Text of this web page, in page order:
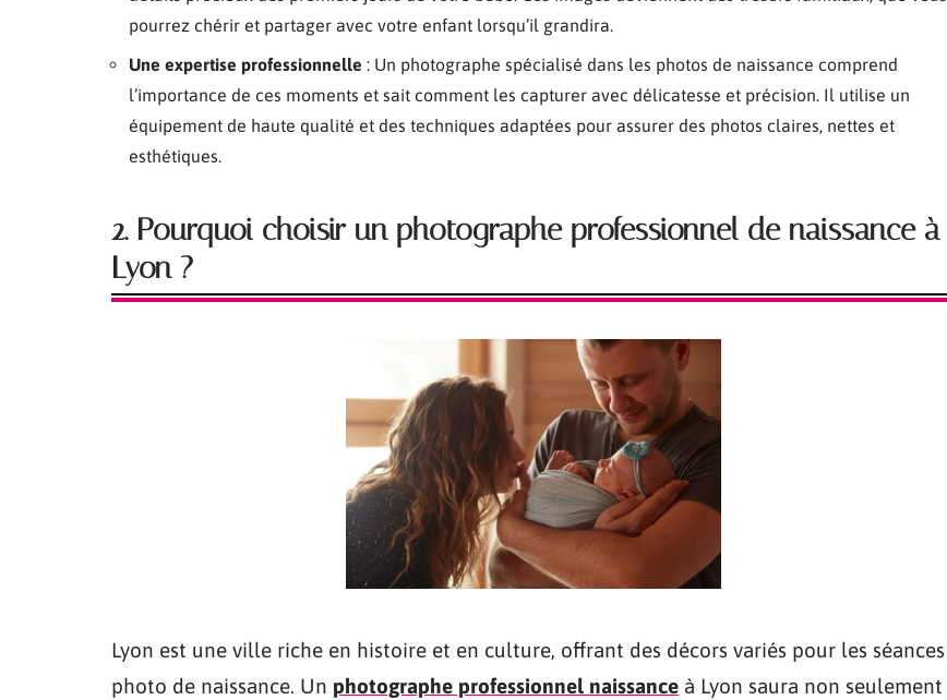
pourrez chérir et partager avec votre enfant lorsqu’il grandira.
Une expertise professionnelle : Un photographe spécialisé dans les photos de naissance comprend
l’importance de ces moments et sait comment les capturer avec délicatesse et précision. Il utilise un
équipement de haute qualité et des techniques adaptées pour assurer des photos claires, nettes et
esthétiques.
2. Pourquoi choisir un photographe professionnel de naissance à
Lyon ?
Lyon est une ville riche en histoire et en culture, offrant des décors variés pour les séances
photo de naissance. Un photographe professionnel naissance à Lyon saura non seulement